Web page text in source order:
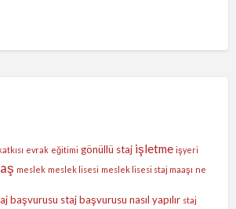
evrak eğitimi gönüllü staj işletme işyeri
meslek meslek lisesi meslek lisesi staj maaşı ne
başvurusu staj başvurusu nasıl yapılır staj